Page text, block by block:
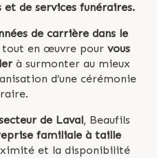
et de services funéraires.
de carrière dans le
tout en œuvre pour vous
à surmonter au mieux
d’une cérémonie
de Laval, Beaufils
familiale à taille
et la disponibilité